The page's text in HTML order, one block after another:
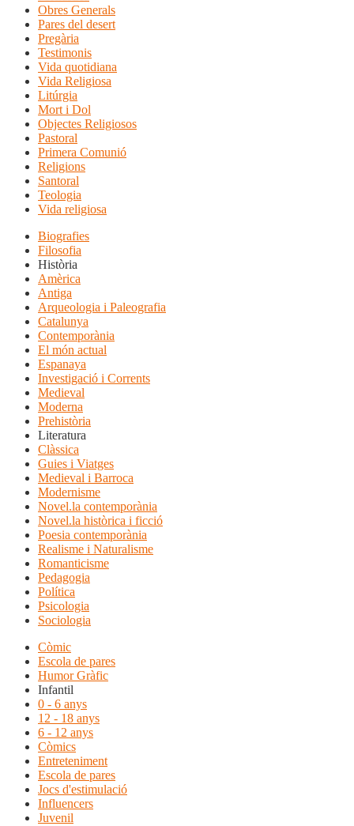
Obres Generals
Pares del desert
Pregària
Testimonis
Vida quotidiana
Vida Religiosa
Litúrgia
Mort i Dol
Objectes Religiosos
Pastoral
Primera Comunió
Religions
Santoral
Teologia
Vida religiosa
Biografies
Filosofia
Història
Amèrica
Antiga
Arqueologia i Paleografia
Catalunya
Contemporània
El món actual
Espanaya
Investigació i Corrents
Medieval
Moderna
Prehistòria
Literatura
Clàssica
Guies i Viatges
Medieval i Barroca
Modernisme
Novel.la contemporània
Novel.la històrica i ficció
Poesia contemporània
Realisme i Naturalisme
Romanticisme
Pedagogia
Política
Psicologia
Sociologia
Còmic
Escola de pares
Humor Gràfic
Infantil
0 - 6 anys
12 - 18 anys
6 - 12 anys
Còmics
Entreteniment
Escola de pares
Jocs d'estimulació
Influencers
Juvenil